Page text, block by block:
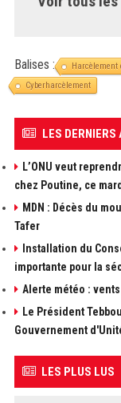
Balises : Harcèlement
Cyberharcèlement
LES DERNIERS
L’ONU veut
chez Poutine, ce
MDN : Décès du
Tafer
Installation du
importante pour la
Alerte météo :
Le Président
Gouvernement
LES PLUS LUS